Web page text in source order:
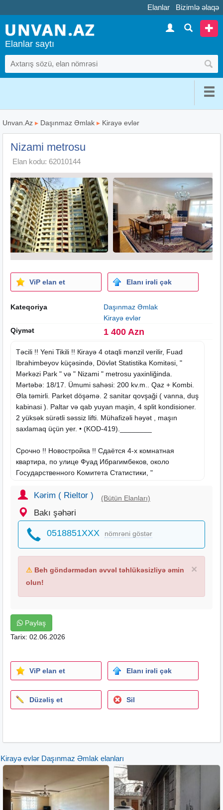
Elanlar Bizimlə əlaqə
Elanlar saytı
Unvan.Az ▸ Daşınmaz Əmlak ▸ Kirayə evlər
Nizami metrosu
Elan kodu: 62010144
ViP elan et Elanı irəli çək
Kateqoriya
Daşınmaz Əmlak
Kirayə evlər
Qiymət
1 400 Azn
Təcili !! Yeni Tikili !! Кirayə 4 otaqli mənzil verilir, Fuad
Ibrahimbeyov küçəsində, Dövlət Statistika Komitəsi, "
Mərkəzi Park " və " Nizami " metrosu yaxinliğinda.
Mərtəbə: 18/17. Ümumi sahəsi: 200 kv.m.. Qaz + Kombi.
Əla təmirli. Parket döşəmə. 2 sanitar qovşaği ( vanna, duş
kabinasi ). Paltar və qab yuyan maşin, 4 split kondisioner.
2 yüksək sürətli səssiz lifti. Mühafizəli həyət , maşın
saxlamaq üçün yer. • (KOD-419).________
Срочно !! Новостройка !! Cдаётся 4-х комнатная
квартира, по улице Фуад Ибрагимбеков, около
Государственного Kомитета Cтатистики, "
Oбщая площадь: 200 кв.м..Газ + Комби. Отличный
ремонт. Пол паркет. 2 cанузлa ( ванна, душ кабина ).
Стиральная и посудомоечная машины, 4 сплит
кондиционера. 2 скоростных бесшумных лифта.
Охраняемый двор, место для парковки. • (КОД-419).
Kərim ( Rieltor ) (Bütün Elanları)
Bakı şəhəri
0518851XXX nömrəni göstər
×
⚠ Beh göndərmədən əvvəl təhlükəsizliyə əmin
olun!
Paylaş
Tarix: 02.06.2026
ViP elan et Elanı irəli çək
Düzəliş et Sil
Kirayə evlər Daşınmaz Əmlak elanları